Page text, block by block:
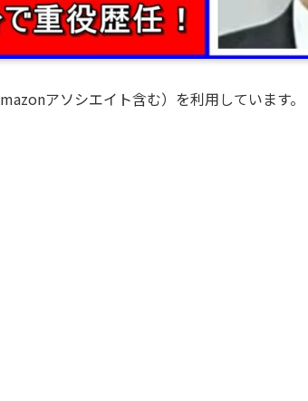
アソシエイト含む）を利用しています。